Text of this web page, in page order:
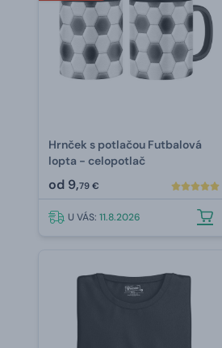
Hrnček s potlačou Futbalová
lopta - celopotlač
od 9,79 €
U VÁS: 11.8.2026